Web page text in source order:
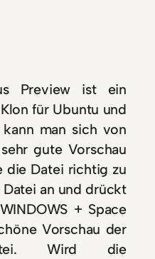
Preview ist ein
für Ubuntu und
man sich von
gute Vorschau
die Datei richtig zu
an und drückt
+ Space
Vorschau der
Wird die